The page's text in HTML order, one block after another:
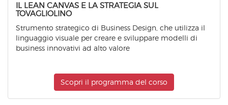
IL LEAN CANVAS E LA STRATEGIA SUL
TOVAGLIOLINO
Strumento strategico di Business Design, che utilizza il
linguaggio visuale per creare e sviluppare modelli di
business innovativi ad alto valore
Scopri il programma del corso